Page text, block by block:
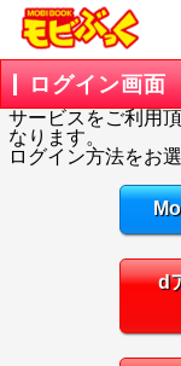
ログイン画面
サービスをご利用
なります。
ログイン方法をお
d